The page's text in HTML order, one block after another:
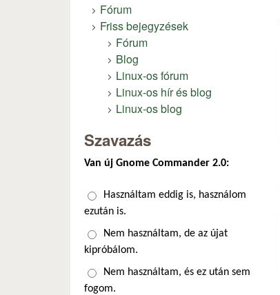
Fórum
Friss bejegyzések
Fórum
Blog
Linux-os fórum
Linux-os hír és blog
Linux-os blog
Szavazás
Van új Gnome Commander 2.0:
Választások
Használtam eddig is, használom
ezután is.
Nem használtam, de az újat
kipróbálom.
Nem használtam, és ez után sem
fogom.